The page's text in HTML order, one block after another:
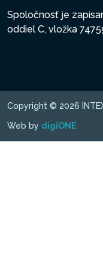
Spoločnosť je
oddiel C, vložka
Copyright © 2026
Web by digiONE